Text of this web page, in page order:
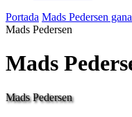
Portada Mads Pedersen
Mads Pedersen
Mads
Mads Pedersen